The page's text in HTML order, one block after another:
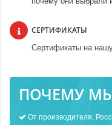
СЕРТИФИКАТЫ
Сертификаты на
ПОЧЕМУ
От производителя,